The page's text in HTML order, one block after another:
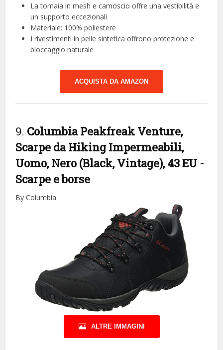
La tomaia in mesh e camoscio offre una vestibilità e
un supporto eccezionali
Materiale: 100% poliestere
I rivestimenti in pelle sintetica offrono protezione e
bloccaggio naturale
ACQUISTA DA AMAZON
9. Columbia Peakfreak Venture,
Scarpe da Hiking Impermeabili,
Uomo, Nero (Black, Vintage), 43 EU -
Scarpe e borse
By Columbia
ALTRE IMMAGINI